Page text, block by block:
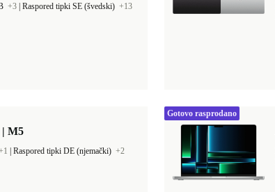
+3 Raspored tipki SE (švedski) +13
| M5
Raspored tipki DE (njemački) +2
Gotovo rasprodano